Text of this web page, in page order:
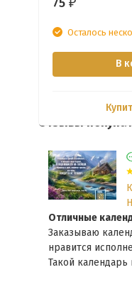
₽
Осталось
В
Отзывы
Отличные
Заказываю
нравится
Такой календарь